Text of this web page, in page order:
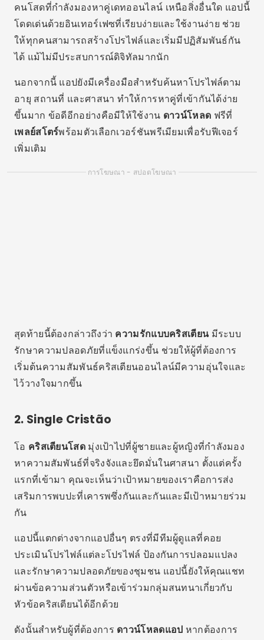
คนโสดที่กำลังมองหาคู่เดทออนไลน์ เหนือสิ่งอื่นใด แอปนี้
โดดเด่นด้วยอินเทอร์เฟซที่เรียบง่ายและใช้งานง่าย ช่วย
ให้ทุกคนสามารถสร้างโปรไฟล์และเริ่มมีปฏิสัมพันธ์กัน
ได้ แม้ไม่มีประสบการณ์ดิจิทัลมากนัก
นอกจากนี้ แอปยังมีเครื่องมือสำหรับค้นหาโปรไฟล์ตาม
อายุ สถานที่ และศาสนา ทำให้การหาคู่ที่เข้ากันได้ง่าย
ขึ้นมาก ข้อดีอีกอย่างคือมีให้ใช้งาน ดาวน์โหลด ฟรีที่
เพลย์สโตร์พร้อมตัวเลือกเวอร์ชันพรีเมียมเพื่อรับฟีเจอร์
เพิ่มเติม
การโฆษณา - สปอตโฆษณา
แรกที่เข้ามา คุณจะเห็นว่าเป้าหมายของเราคือการส่ง
เสริมการพบปะที่เคารพซึ่งกันและกันและมีเป้าหมายร่วม
กัน
แอปนี้แตกต่างจากแอปอื่นๆ ตรงที่มีทีมผู้ดูแลที่คอย
และรักษาความปลอดภัยของชุมชน แอปนี้ยังให้คุณแชท
ผ่านข้อความส่วนตัวหรือเข้าร่วมกลุ่มสนทนาเกี่ยวกับ
หัวข้อคริสเตียนได้อีกด้วย
ดังนั้นสำหรับผู้ที่ต้องการดาวน์โหลดแอปหากต้องการ
หาคู่คริสเตียนฟรี Single Cristão ถือเป็นตัวเลือกที่ยอด
เยี่ยม เนื่องจากมีความสมดุลระหว่างความปลอดภัย
ฟังก์ชันการทำงาน และปฏิสัมพันธ์ที่ดีต่อสุขภาพ
การโฆษณา - สปอตโฆษณา
3. Encontro Gospel
กิตติคุณที่เก่าแก่ที่สุดในบราซิล มีเรื่องราวความสำเร็จใน